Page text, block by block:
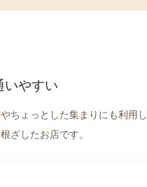
いやすい
ちょっとした集まりにも利用
ざしたお店です。